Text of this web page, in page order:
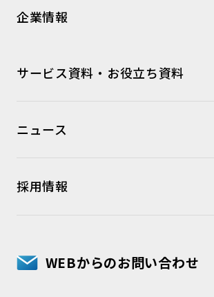
企業情報
サービス資料・お役立ち資料
ニュース
採用情報
WEBからのお問い合わせ